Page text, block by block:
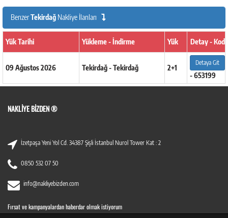
BenzerTekirdağ Nakliye İlanları
Yük Tarihi Yükleme - İndirme Yük Detay - Kod
09 Ağustos 2026 Tekirdağ - Tekirdağ 2+1
Detaya Git
- 653199
NAKLIYE BIZDEN ®
İzetpaşa Yeni Yol Cd. 34387 Şişli İstanbul Nurol Tower Kat : 2
0850 532 07 50
info@nakliyebizden.com
Fırsat ve kampanyalardan haberdar olmak istiyorum